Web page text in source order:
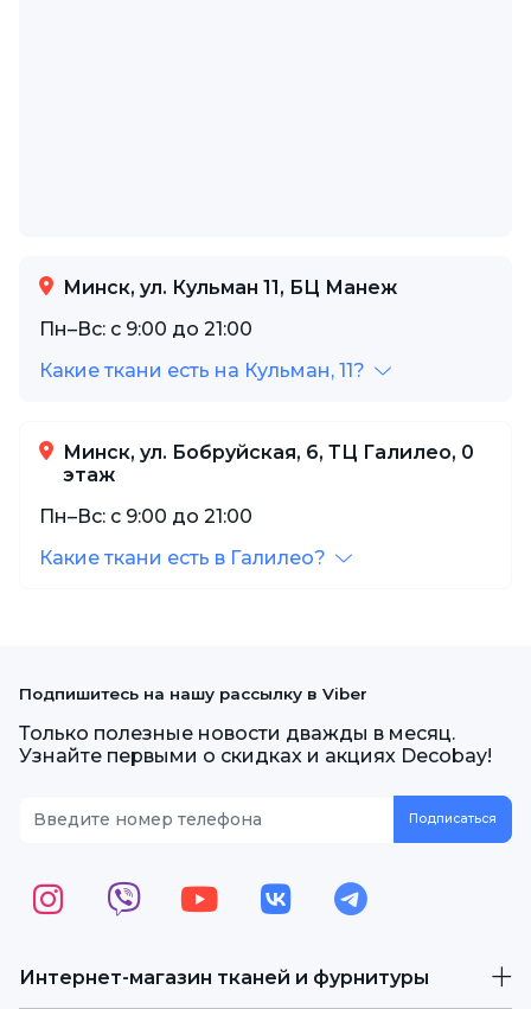
Минск, ул. Кульман 11, БЦ Манеж
Пн–Вс: с 9:00 до 21:00
Какие ткани есть на Кульман, 11?
Минск, ул. Бобруйская, 6, ТЦ Галилео, 0
этаж
Пн–Вс: с 9:00 до 21:00
Какие ткани есть в Галилео?
Интернет-магазин тканей и фурнитуры
Подпишитесь на нашу рассылку в Viber
Только полезные новости дважды в месяц.
Узнайте первыми о скидках и акциях Decobay!